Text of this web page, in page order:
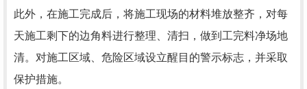
此外，在施工完成后，将施工现场的材料堆放整齐，对每
天施工剩下的边角料进行整理、清扫，做到工完料净场地
清。对施工区域、危险区域设立醒目的警示标志，并采取
保护措施。